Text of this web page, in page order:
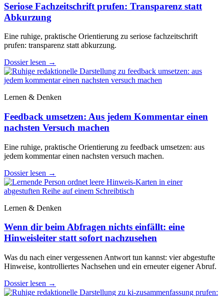
Seriose Fachzeitschrift prufen: Transparenz statt
Abkurzung
Eine ruhige, praktische Orientierung zu seriose fachzeitschrift
prufen: transparenz statt abkurzung.
Dossier lesen →
Lernen & Denken
Feedback umsetzen: Aus jedem Kommentar einen
nachsten Versuch machen
Eine ruhige, praktische Orientierung zu feedback umsetzen: aus
jedem kommentar einen nachsten versuch machen.
Dossier lesen →
Lernen & Denken
Wenn dir beim Abfragen nichts einfällt: eine
Hinweisleiter statt sofort nachzusehen
Was du nach einer vergessenen Antwort tun kannst: vier abgestufte
Hinweise, kontrolliertes Nachsehen und ein erneuter eigener Abruf.
Dossier lesen →